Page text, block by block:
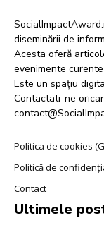
diseminării de
Acesta oferă
evenimente
Este un spațiu
Contactati-ne
Politica de cookies
Politică de
Contact
Ultimele